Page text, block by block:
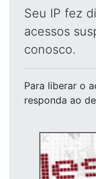
Seu IP fez
acessos
conosco.
Para liberar o
responda ao